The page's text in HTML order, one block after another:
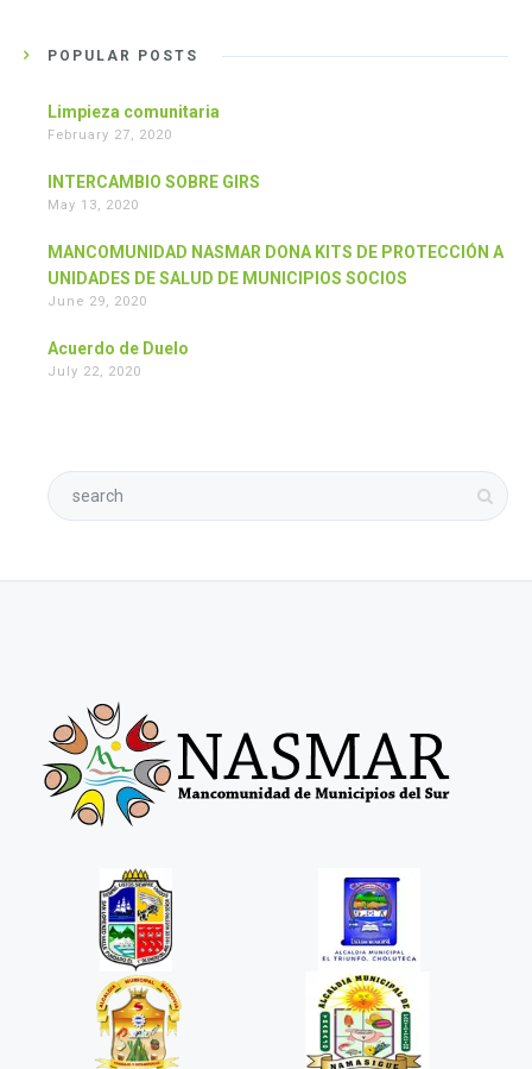
POPULAR POSTS
Limpieza comunitaria
February 27, 2020
INTERCAMBIO SOBRE GIRS
May 13, 2020
MANCOMUNIDAD NASMAR DONA KITS DE PROTECCIÓN A
UNIDADES DE SALUD DE MUNICIPIOS SOCIOS
June 29, 2020
Acuerdo de Duelo
July 22, 2020